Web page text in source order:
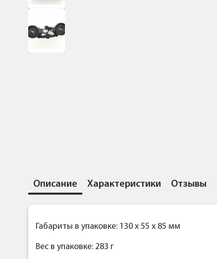
Описание Характеристики Отзывы
Габариты в упаковке: 130 x 55 x 85 мм
Вес в упаковке: 283 г